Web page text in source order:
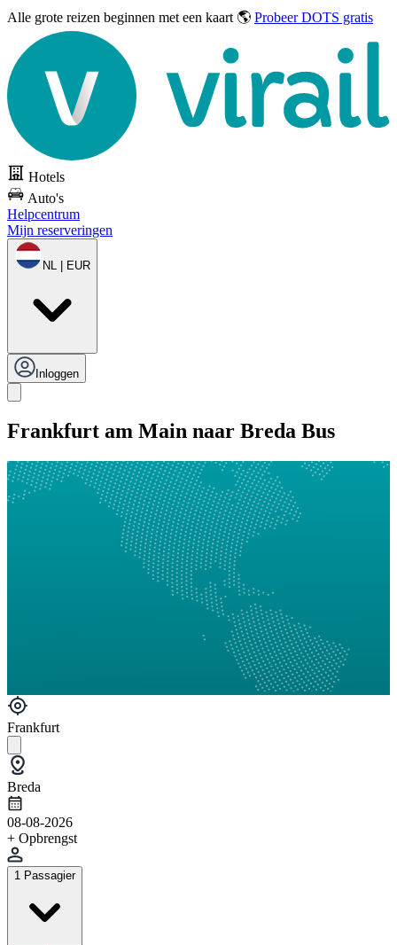
Alle grote reizen beginnen met een kaart 🌎 Probeer DOTS gratis
Hotels
Auto's
Helpcentrum
Mijn reserveringen
NL | EUR
Inloggen
Frankfurt am Main naar Breda Bus
Frankfurt
Breda
08-08-2026
+ Opbrengst
1 Passagier